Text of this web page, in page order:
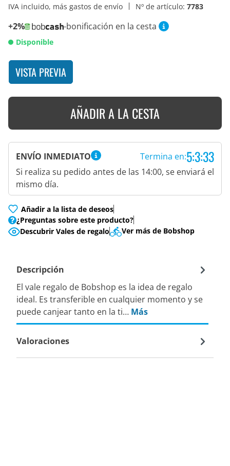
IVA incluido, más gastos de envío Nº de artículo: 7783
+2% -bonificación en la cesta
Disponible
VISTA PREVIA
AÑADIR A LA CESTA
ENVÍO INMEDIATO
Si realiza su pedido antes de las 14:00, se enviará el
mismo día.
Termina en:5:3:33
Añadir a la lista de deseos
¿Preguntas sobre este producto?
Descubrir Vales de regalo
Ver más de Bobshop
Descripción
El vale regalo de Bobshop es la idea de regalo
ideal. Es transferible en cualquier momento y se
puede canjear tanto en la ti… Más
Valoraciones